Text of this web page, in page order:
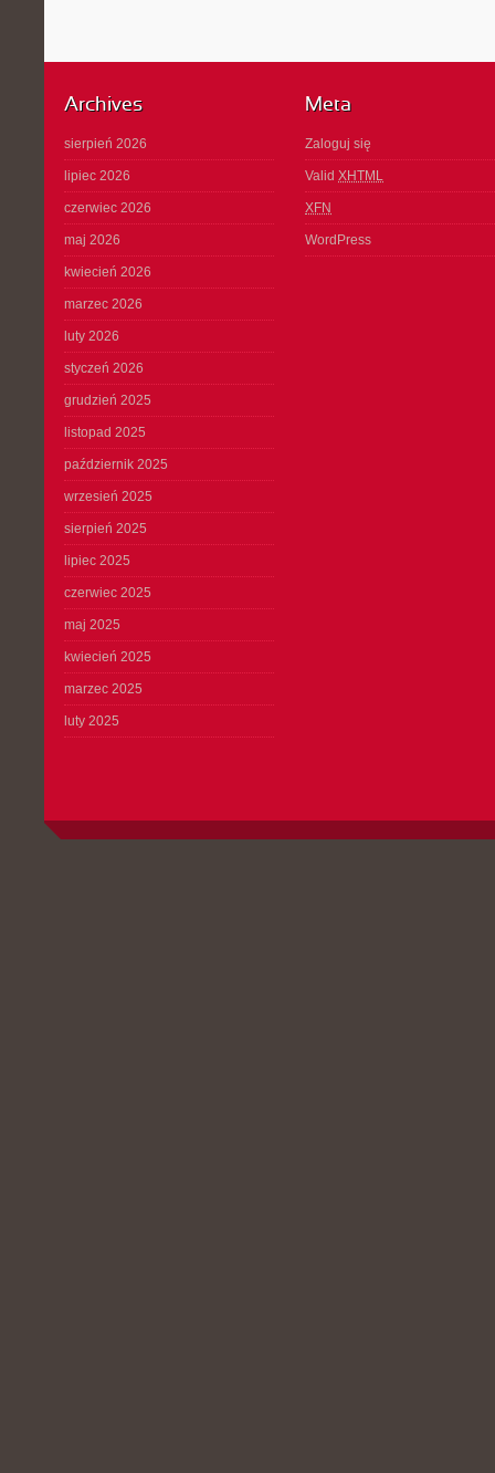
Archives
sierpień 2026
lipiec 2026
czerwiec 2026
maj 2026
kwiecień 2026
marzec 2026
luty 2026
styczeń 2026
grudzień 2025
listopad 2025
październik 2025
wrzesień 2025
sierpień 2025
lipiec 2025
czerwiec 2025
maj 2025
kwiecień 2025
marzec 2025
luty 2025
Meta
Zaloguj się
Valid XHTML
XFN
WordPress